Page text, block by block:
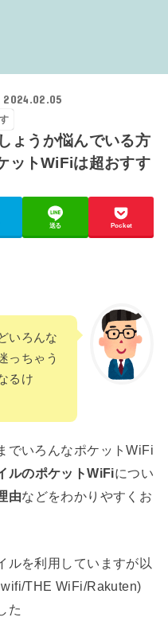
2024.02.05
ょうか悩んでいる方
ットWiFiは超おすす
送る Pocket
いろんな
っちゃう
るけ
でいろんなポケットWiFi
ルのポケットWiFiについ
由などをわかりやすくお
ルを利用していますが以
THE WiFi/Rakuten)
た